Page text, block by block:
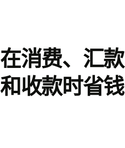
在消费、汇款
和收款时省钱